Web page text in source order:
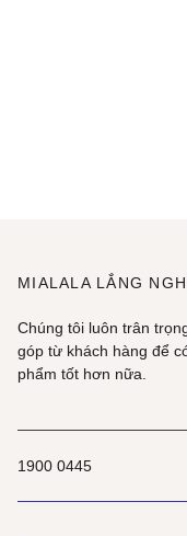
MIALALA LẮNG
Chúng tôi luôn trân
góp từ khách hàng để
phẩm tốt hơn nữa.
1900 0445